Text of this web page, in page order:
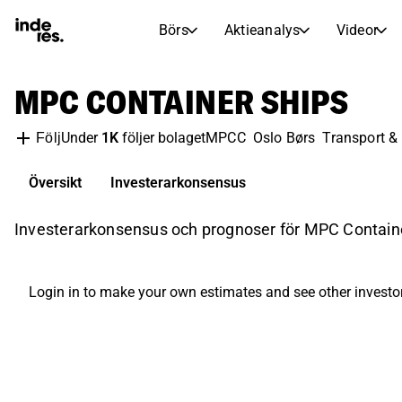
Börs Aktieanalys Videor
Börs
Börskalender
Utdelningskalender
Aktieanalys
Portfölj
inderesTV
Transkriptioner
Aktiejämförelse
Earnings Season
MPC CONTAINER SHIPS
FöljUnder 1K följer bolagetMPCC Oslo Børs Transport
Översikt Investerarkonsensus
Investerarkonsensus och prognoser för MPC
Login in to make your own estimates and see other